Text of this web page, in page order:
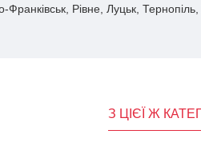
Рівне, Луцьк,
З ЦІЄЇ Ж